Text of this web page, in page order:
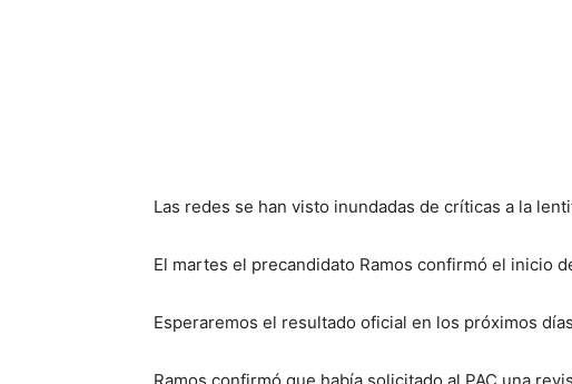
Las redes se han visto inundadas de críticas a la
El martes el precandidato Ramos confirmó el inicio
Esperaremos el resultado oficial en los próximos
Ramos confirmó que había solicitado al PAC una